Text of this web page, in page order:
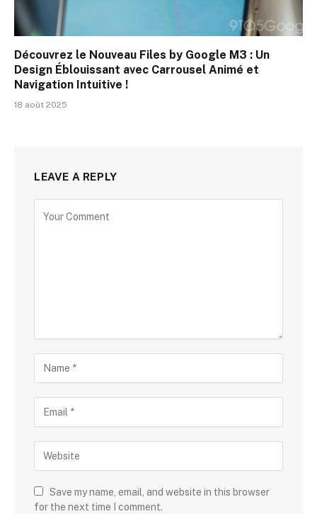
Découvrez le Nouveau Files by Google M3 : Un
Design Éblouissant avec Carrousel Animé et
Navigation Intuitive !
18 août 2025
LEAVE A REPLY
Save my name, email, and website in this browser
for the next time I comment.